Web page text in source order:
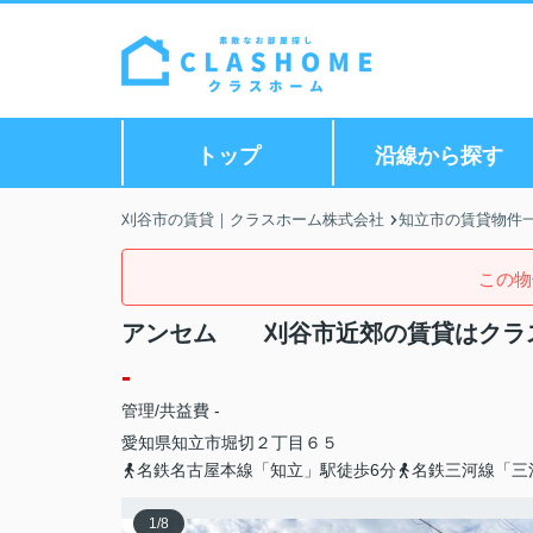
トップ 沿線から探す
刈谷市の賃貸｜クラスホーム株式会社 知立市の賃貸物件
この
アンセム 刈谷市近郊の賃貸はクラ
-
管理/共益費 -
愛知県知立市堀切 ２丁目６５
名鉄名古屋本線「知立」駅徒歩6分
名鉄三河線「
1/8